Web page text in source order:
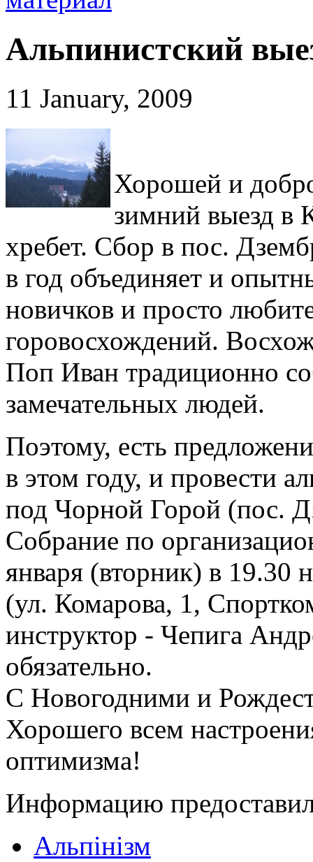
Альпинистский
11 January, 2009
Хорошей и
зимний выезд в
хребет. Сбор в пос.
в год объединяет и
новичков и просто
горовосхождений.
Поп Иван традиционно
замечательных людей.
Поэтому, есть
в этом году, и провести
под Чорной Горой (пос.
Собрание по
января (вторник) в 19.30
(ул. Комарова, 1,
инструктор - Чепига
обязательно.
С Новогодними и
Хорошего всем
оптимизма!
Информацию
Альпінізм